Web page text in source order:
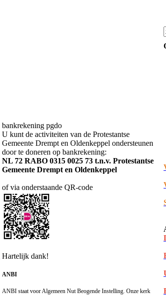
bankrekening pgdo
U kunt de activiteiten van de Protestantse
Gemeente Drempt en Oldenkeppel ondersteunen
door te doneren op bankrekening:
NL 72 RABO 0315 0025 73 t.n.v. Protestantse
Gemeente Drempt en Oldenkeppel
of via onderstaande QR-code
Hartelijk dank!
ANBI
ANBI staat voor Algemeen Nut Beogende Instelling. Onze kerk